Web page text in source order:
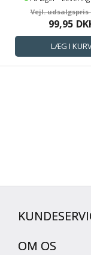
OPHÆNG
99,95
OM OS